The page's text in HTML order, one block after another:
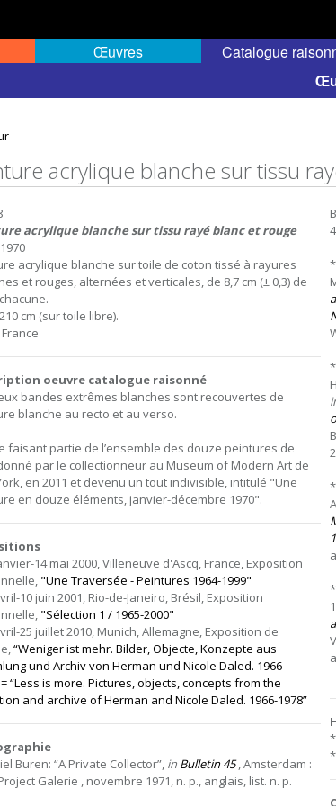
Œuvres
public
Catalogue
acrylique blanche sur tissu
acrylique blanche sur tissu rayé blanc et rouge
acrylique blanche sur toile de coton tissé à rayures
et rouges, alternées et verticales, de 8,7 cm (± 0,3) de
cm (sur toile libre).
oeuvre catalogue raisonné
bandes extrêmes blanches sont recouvertes de
blanche au recto et au verso.
faisant partie de l’ensemble des douze peintures de
par le collectionneur au Museum of Modern Art de
en 2011 et devenu un tout indivisible, intitulé "Une
en douze éléments, janvier-décembre 1970".
14 mai 2000, Villeneuve d'Ascq, France, Exposition
"Une Traversée - Peintures 1964-1999"
10 juin 2001, Rio-de-Janeiro, Brésil, Exposition
"Sélection 1 / 1965-2000"
25 juillet 2010, Munich, Allemagne, Exposition de
“Weniger ist mehr. Bilder, Objecte, Konzepte aus
und Archiv von Herman und Nicole Daled. 1966-
= “Less is more. Pictures, objects, concepts from the
and archive of Herman and Nicole Daled. 1966-1978”
Buren: “A Private Collector”, in Bulletin 45, Amsterdam :
Galerie , novembre 1971, n. p., anglais, list. n. p.